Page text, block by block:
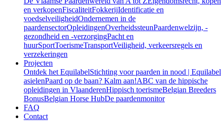
en verkopenFiscaliteitFokkerijIdentificatie en
voedselveiligheidOndernemen in de
paardensectorOpleidingenOverheidssteunPaardenwelzijn, -
gezondheid en -verzorgingPacht en
huurSportToerismeTransportVeiligheid, verkeersregels en
verzekeringen
Projecten
Ontdek het EquilabelStichting voor paarden in nood | Equilabel
asielenPaard op de baan? Kalm aan!ABC van de hippische
opleidingen in VlaanderenHippisch toerismeBelgian Breeders
BonusBelgian Horse HubDe paardenmonitor
FAQ
Contact